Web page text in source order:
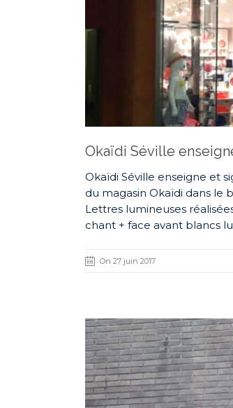
Okaïdi Séville
Okaïdi Séville enseigne et
du magasin Okaïdi dans le
Lettres lumineuses
chant + face avant blancs
On 27 juin 2017